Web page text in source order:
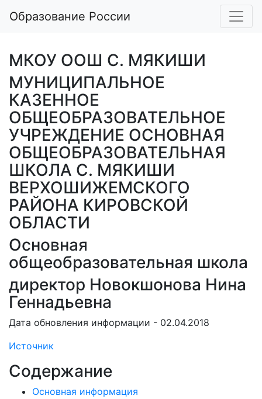
Образование России
МКОУ ООШ С. МЯКИШИ
МУНИЦИПАЛЬНОЕ
КАЗЕННОЕ
ОБЩЕОБРАЗОВАТЕЛЬНОЕ
УЧРЕЖДЕНИЕ ОСНОВНАЯ
ОБЩЕОБРАЗОВАТЕЛЬНАЯ
ШКОЛА С. МЯКИШИ
ВЕРХОШИЖЕМСКОГО
РАЙОНА КИРОВСКОЙ
ОБЛАСТИ
Основная
общеобразовательная школа
директор Новокшонова Нина
Геннадьевна
Дата обновления информации - 02.04.2018
Источник
Содержание
Основная информация